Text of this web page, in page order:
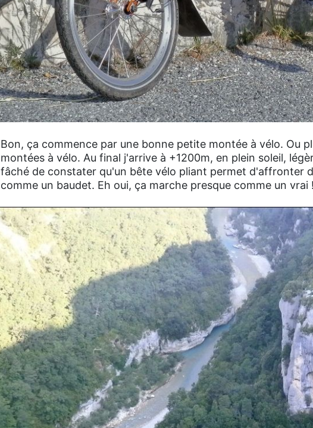
Bon, ça commence par une bonne petite montée à vélo. Ou
montées à vélo. Au final j'arrive à +1200m, en plein soleil,
fâché de constater qu'un bête vélo pliant permet d'affronter
comme un baudet. Eh oui, ça marche presque comme un vrai !